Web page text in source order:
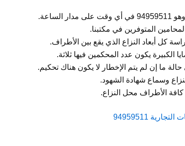
المتوفرين في مكتبنا.
كل أبعاد النزاع الذي يقع بين الأطراف.
الكبيرة يكون عدد المحكمين فيها ثلاثة.
ما إن لم يتم الإخطار لا يكون هناك تحكيم.
وسماع شهادة الشهود.
كافة الأطراف محل النزاع.
94959511